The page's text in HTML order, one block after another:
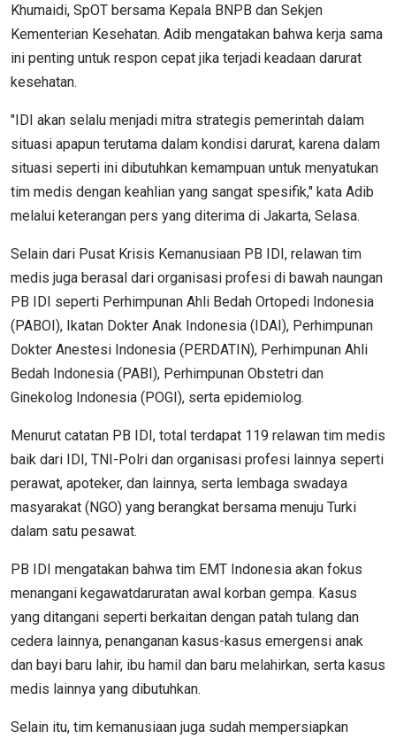
Khumaidi, SpOT bersama Kepala BNPB dan Sekjen
Kementerian Kesehatan. Adib mengatakan bahwa kerja sama
ini penting untuk respon cepat jika terjadi keadaan darurat
kesehatan.
"IDI akan selalu menjadi mitra strategis pemerintah dalam
situasi apapun terutama dalam kondisi darurat, karena dalam
situasi seperti ini dibutuhkan kemampuan untuk menyatukan
tim medis dengan keahlian yang sangat spesifik," kata Adib
melalui keterangan pers yang diterima di Jakarta, Selasa.
Selain dari Pusat Krisis Kemanusiaan PB IDI, relawan tim
medis juga berasal dari organisasi profesi di bawah naungan
PB IDI seperti Perhimpunan Ahli Bedah Ortopedi Indonesia
(PABOI), Ikatan Dokter Anak Indonesia (IDAI), Perhimpunan
Dokter Anestesi Indonesia (PERDATIN), Perhimpunan Ahli
Bedah Indonesia (PABI), Perhimpunan Obstetri dan
Ginekolog Indonesia (POGI), serta epidemiolog.
Menurut catatan PB IDI, total terdapat 119 relawan tim medis
baik dari IDI, TNI-Polri dan organisasi profesi lainnya seperti
perawat, apoteker, dan lainnya, serta lembaga swadaya
masyarakat (NGO) yang berangkat bersama menuju Turki
dalam satu pesawat.
PB IDI mengatakan bahwa tim EMT Indonesia akan fokus
menangani kegawatdaruratan awal korban gempa. Kasus
yang ditangani seperti berkaitan dengan patah tulang dan
cedera lainnya, penanganan kasus-kasus emergensi anak
dan bayi baru lahir, ibu hamil dan baru melahirkan, serta kasus
medis lainnya yang dibutuhkan.
Selain itu, tim kemanusiaan juga sudah mempersiapkan